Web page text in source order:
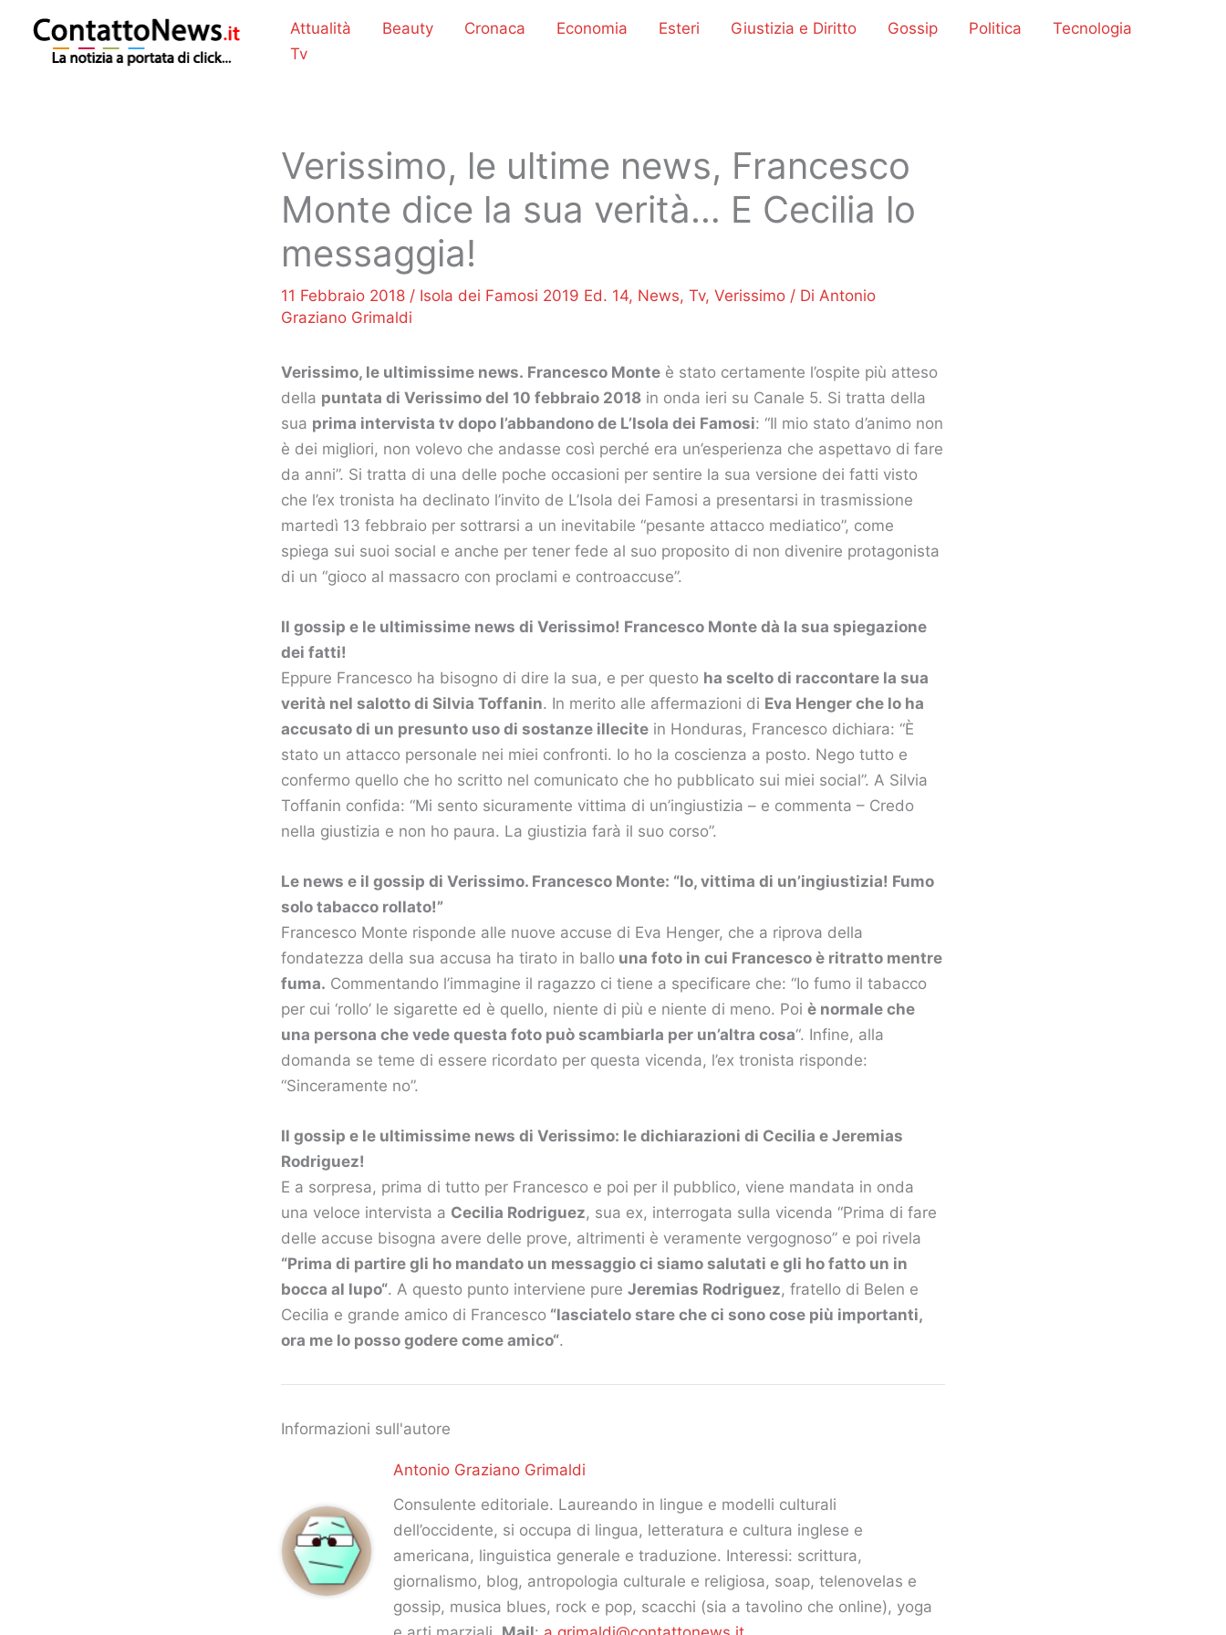
contenuto
Attualità Beauty Cronaca Economia Esteri Giustizia e Diritto Gossip Politica
Tecnologia
Tv
Verissimo, le ultime news, Francesco
Monte dice la sua verità… E Cecilia lo
messaggia!
11 Febbraio 2018 / Isola dei Famosi 2019 Ed. 14, News, Tv, Verissimo / Di Antonio
Graziano Grimaldi
Verissimo, le ultimissime news. Francesco Monte è stato certamente l’ospite più atteso
della puntata di Verissimo del 10 febbraio 2018 in onda ieri su Canale 5. Si tratta della
sua prima intervista tv dopo l’abbandono de L’Isola dei Famosi: “Il mio stato d’animo non
è dei migliori, non volevo che andasse così perché era un’esperienza che aspettavo di fare
da anni”. Si tratta di una delle poche occasioni per sentire la sua versione dei fatti visto
che l’ex tronista ha declinato l’invito de L’Isola dei Famosi a presentarsi in trasmissione
martedì 13 febbraio per sottrarsi a un inevitabile “pesante attacco mediatico”, come
spiega sui suoi social e anche per tener fede al suo proposito di non divenire protagonista
di un “gioco al massacro con proclami e controaccuse”.
Il gossip e le ultimissime news di Verissimo! Francesco Monte dà la sua spiegazione
dei fatti!
Eppure Francesco ha bisogno di dire la sua, e per questo ha scelto di raccontare la sua
verità nel salotto di Silvia Toffanin. In merito alle affermazioni di Eva Henger che lo ha
accusato di un presunto uso di sostanze illecite in Honduras, Francesco dichiara: “È
stato un attacco personale nei miei confronti. Io ho la coscienza a posto. Nego tutto e
confermo quello che ho scritto nel comunicato che ho pubblicato sui miei social”. A Silvia
Toffanin confida: “Mi sento sicuramente vittima di un’ingiustizia – e commenta – Credo
nella giustizia e non ho paura. La giustizia farà il suo corso”.
Le news e il gossip di Verissimo. Francesco Monte: “Io, vittima di un’ingiustizia! Fumo
solo tabacco rollato!”
Francesco Monte risponde alle nuove accuse di Eva Henger, che a riprova della
fondatezza della sua accusa ha tirato in ballo una foto in cui Francesco è ritratto mentre
fuma. Commentando l’immagine il ragazzo ci tiene a specificare che: “Io fumo il tabacco
per cui ‘rollo’ le sigarette ed è quello, niente di più e niente di meno. Poi è normale che
una persona che vede questa foto può scambiarla per un’altra cosa“. Infine, alla
domanda se teme di essere ricordato per questa vicenda, l’ex tronista risponde:
“Sinceramente no”.
Il gossip e le ultimissime news di Verissimo: le dichiarazioni di Cecilia e Jeremias
Rodriguez!
E a sorpresa, prima di tutto per Francesco e poi per il pubblico, viene mandata in onda
una veloce intervista a Cecilia Rodriguez, sua ex, interrogata sulla vicenda “Prima di fare
delle accuse bisogna avere delle prove, altrimenti è veramente vergognoso” e poi rivela
“Prima di partire gli ho mandato un messaggio ci siamo salutati e gli ho fatto un in
bocca al lupo“. A questo punto interviene pure Jeremias Rodriguez, fratello di Belen e
Cecilia e grande amico di Francesco “lasciatelo stare che ci sono cose più importanti,
ora me lo posso godere come amico“.
Informazioni sull'autore
Antonio Graziano Grimaldi
Consulente editoriale. Laureando in lingue e modelli culturali
dell’occidente, si occupa di lingua, letteratura e cultura inglese e
americana, linguistica generale e traduzione. Interessi: scrittura,
giornalismo, blog, antropologia culturale e religiosa, soap, telenovelas e
gossip, musica blues, rock e pop, scacchi (sia a tavolino che online), yoga